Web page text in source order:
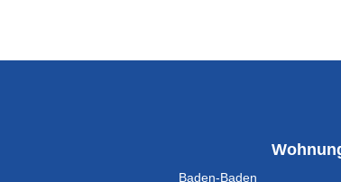
Baden-Baden